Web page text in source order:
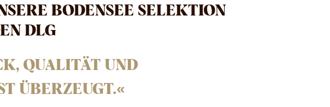
BODENSEE SELEKTION
DLG
QUALITÄT UND
ÜBERZEUGT.«